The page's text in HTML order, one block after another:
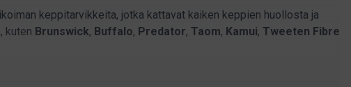
keppitarvikkeita, jotka kattavat kaiken keppien huollosta ja
kuten Brunswick, Buffalo, Predator, Taom, Kamui, Tweeten Fibre